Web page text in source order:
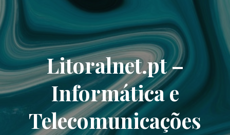
Litoralnet.pt –
Informática e
Telecomunicações